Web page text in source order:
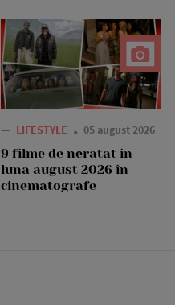
— LIFESTYLE 05 august 2026
9 filme de neratat în
luna august 2026 în
cinematografe